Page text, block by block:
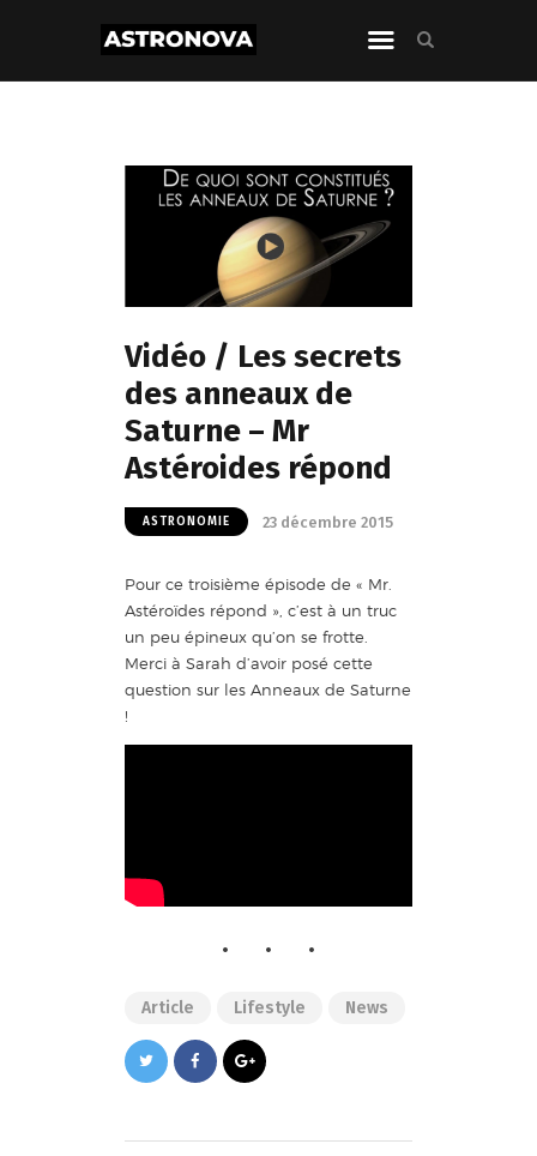
Vidéo / Les secrets
des anneaux de
Saturne – Mr
Astéroides répond
ASTRONOMIE 23 décembre 2015
Pour ce troisième épisode de « Mr.
Astéroïdes répond », c’est à un truc
un peu épineux qu’on se frotte.
Merci à Sarah d’avoir posé cette
question sur les Anneaux de Saturne
!
Article Lifestyle News